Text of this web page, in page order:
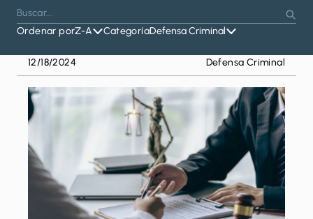
Buscar
por:
Presiona
Enter
para
buscar
Escape
para
Ordenar porZ-A CategoríaDefensa Criminal
12/18/2024 Defensa Criminal